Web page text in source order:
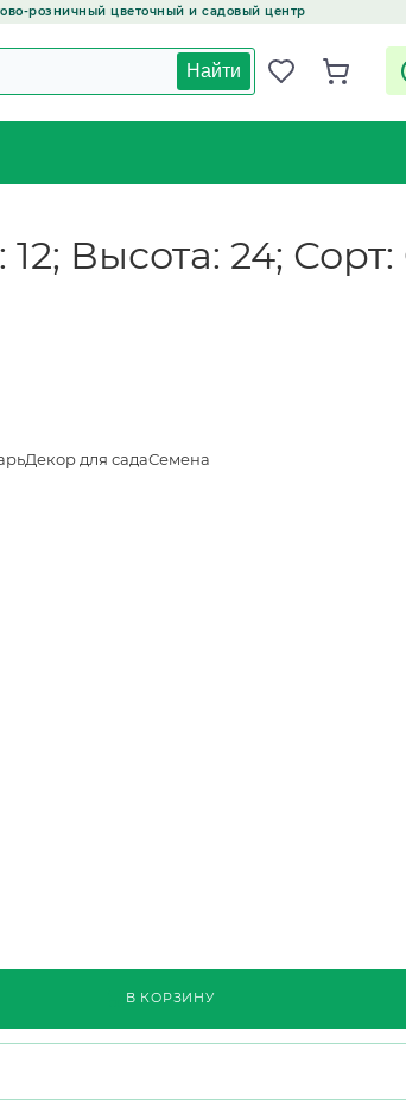
розничный цветочный и садовый центр
Найти
Высота: 24;
Декор для садаСемена
В КОРЗИНУ